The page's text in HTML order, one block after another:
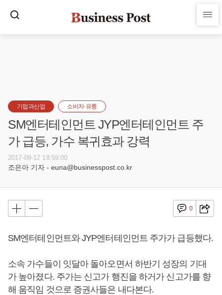
기업과산업 소비자·유통
SM엔터테인먼트 JYP엔터테인먼트 주
가 급등, 가수 복귀효과 강력
2017-09-12 18:59:00
조은아 기자 - euna@businesspost.co.kr
0
SM엔터테인먼트와 JYP엔터테인먼트 주가가 급등했다.
소속 가수들이 잇달아 돌아오면서 하반기 성장의 기대
가 높아졌다. 주가는 신고가 행진을 하거가 신고가를 향
해 움직임 것으로 증권사들은 내다본다.